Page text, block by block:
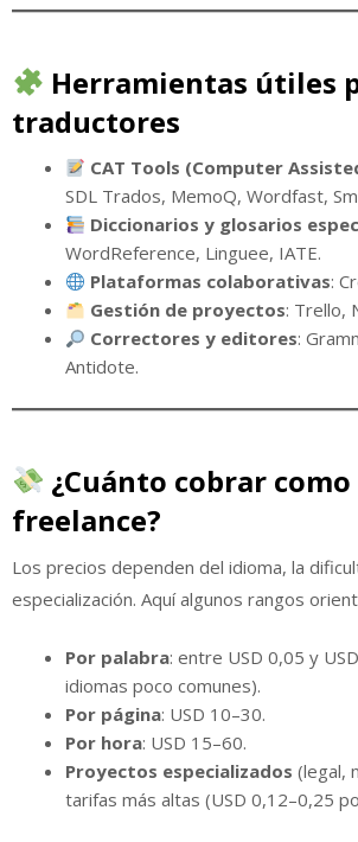
Herramientas útiles
traductores
CAT Tools (Computer
SDL Trados, MemoQ, Wordfast,
Diccionarios y glosarios
WordReference, Linguee, IATE.
Plataformas colaborativas:
Gestión de proyectos: Trello,
Correctores y editores:
Antidote.
¿Cuánto cobrar
freelance?
Los precios dependen del idioma, la
especialización. Aquí algunos rangos
Por palabra: entre USD 0,05 y
idiomas poco comunes).
Por página: USD 10–30.
Por hora: USD 15–60.
Proyectos especializados (legal,
tarifas más altas (USD 0,12–0,25